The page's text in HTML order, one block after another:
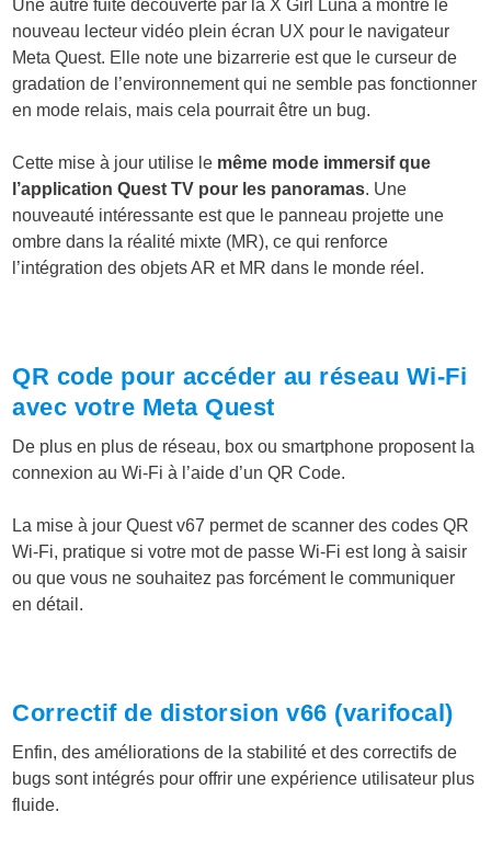
Une autre fuite découverte par la X Girl Luna a montré le
nouveau lecteur vidéo plein écran UX pour le navigateur
Meta Quest. Elle note une bizarrerie est que le curseur de
gradation de l’environnement qui ne semble pas fonctionner
en mode relais, mais cela pourrait être un bug.
Cette mise à jour utilise le même mode immersif que
l’application Quest TV pour les panoramas. Une
nouveauté intéressante est que le panneau projette une
ombre dans la réalité mixte (MR), ce qui renforce
l’intégration des objets AR et MR dans le monde réel.
QR code pour accéder au réseau Wi-Fi
avec votre Meta Quest
De plus en plus de réseau, box ou smartphone proposent la
connexion au Wi-Fi à l’aide d’un QR Code.
La mise à jour Quest v67 permet de scanner des codes QR
Wi-Fi, pratique si votre mot de passe Wi-Fi est long à saisir
ou que vous ne souhaitez pas forcément le communiquer
en détail.
Correctif de distorsion v66 (varifocal)
Enfin, des améliorations de la stabilité et des correctifs de
bugs sont intégrés pour offrir une expérience utilisateur plus
fluide.